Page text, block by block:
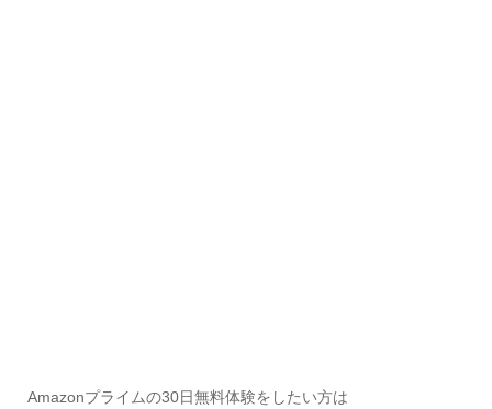
Amazonプライムの30日無料体験をしたい方は